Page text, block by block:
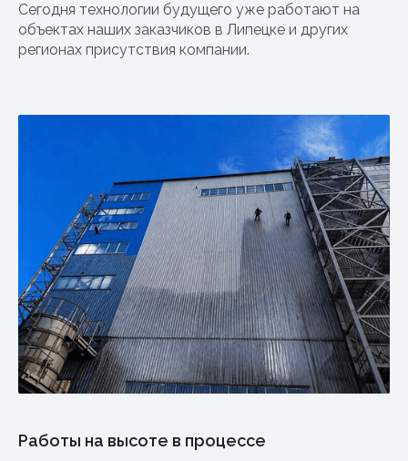
Сегодня технологии будущего уже работают на
объектах наших заказчиков в Липецке и других
регионах присутствия компании.
Работы на высоте в процессе